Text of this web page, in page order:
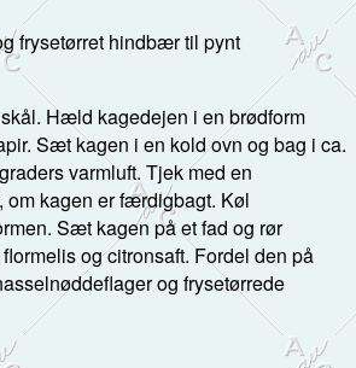
frysetørret hindbær til pynt
Hæld kagedejen i en brødform
Sæt kagen i en kold ovn og bag i ca.
varmluft. Tjek med en
om kagen er færdigbagt. Køl
Sæt kagen på et fad og rør
og citronsaft. Fordel den på
og frysetørrede